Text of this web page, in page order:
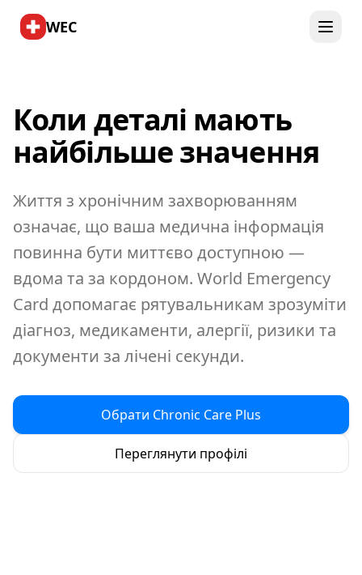
WEC
Коли деталі мають
найбільше значення
Життя з хронічним захворюванням
означає, що ваша медична інформація
повинна бути миттєво доступною —
вдома та за кордоном. World Emergency
Card допомагає рятувальникам зрозуміти
діагноз, медикаменти, алергії, ризики та
документи за лічені секунди.
Обрати Chronic Care Plus
Переглянути профілі